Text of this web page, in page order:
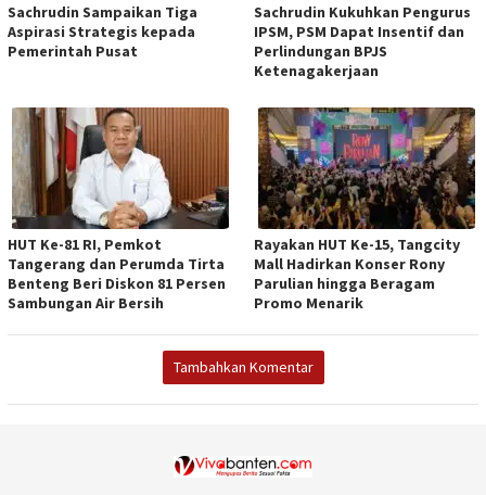
Sachrudin Sampaikan Tiga
Aspirasi Strategis kepada
Pemerintah Pusat
Sachrudin Kukuhkan Pengurus
IPSM, PSM Dapat Insentif dan
Perlindungan BPJS
Ketenagakerjaan
HUT Ke-81 RI, Pemkot
Tangerang dan Perumda Tirta
Benteng Beri Diskon 81 Persen
Sambungan Air Bersih
Rayakan HUT Ke-15, Tangcity
Mall Hadirkan Konser Rony
Parulian hingga Beragam
Promo Menarik
Tambahkan Komentar